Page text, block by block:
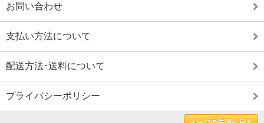
お問い合わせ
支払い方法について
配送方法･送料について
プライバシーポリシー